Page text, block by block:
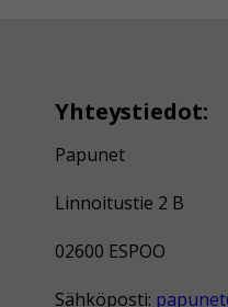
Yhteystiedot:
Papunet
Linnoitustie 2 B
02600 ESPOO
Sähköposti: